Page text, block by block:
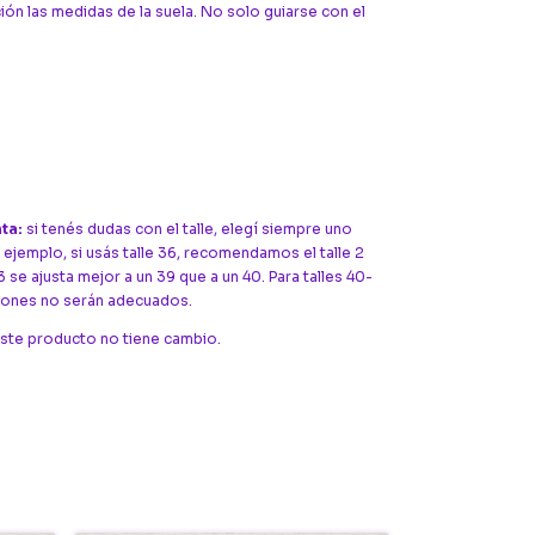
las medidas de la suela. No solo guiarse con el
si tenés dudas con el talle, elegí siempre uno
ejemplo, si usás talle 36, recomendamos el talle 2
se ajusta mejor a un 39 que a un 40. Para talles 40-
no serán adecuados.
producto no tiene cambio.